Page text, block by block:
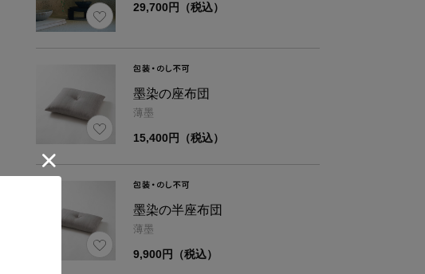
29,700円（税込）
墨染の座布団
薄墨
15,400円（税込）
墨染の半座布団
薄墨
9,900円（税込）